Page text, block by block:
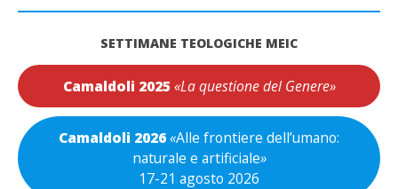
SETTIMANE TEOLOGICHE MEIC
Camaldoli 2025 «La questione del Genere»
Camaldoli 2026«Alle frontiere dell’umano:
naturale e artificiale»
17-21 agosto 2026